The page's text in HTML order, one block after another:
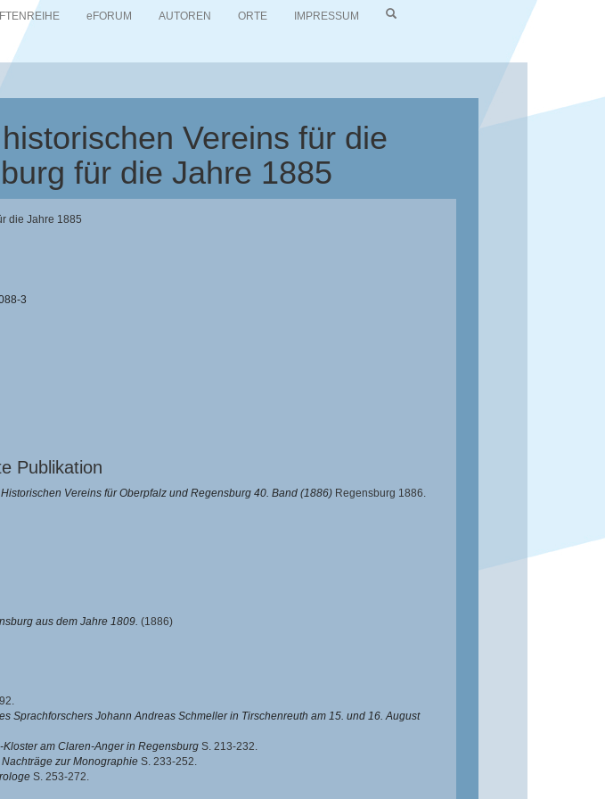
eFORUM AUTOREN ORTE IMPRESSUM
Vereins für die
für die Jahre 1885
die Jahre 1885
3
Publikation
Vereins für Oberpfalz und Regensburg 40. Band (1886) Regensburg 1886.
aus dem Jahre 1809. (1886)
Sprachforschers Johann Andreas Schmeller in Tirschenreuth am 15. und 16. August
am Claren-Anger in Regensburg S. 213-232.
zur Monographie S. 233-252.
S. 253-272.